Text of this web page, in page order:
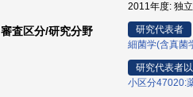
2011年度: 独
審査区分/研究分野
研究代表者
細菌学(含真菌
研究代表者
小区分47020: